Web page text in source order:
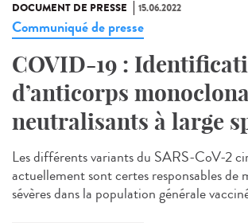
DOCUMENT DE PRESSE 15.06.2022
Communiqué de presse
COVID-19 :
d’anticorps
neutralisants à large
Les différents variants du SARS-CoV-2
actuellement sont certes responsables de
sévères dans la population générale